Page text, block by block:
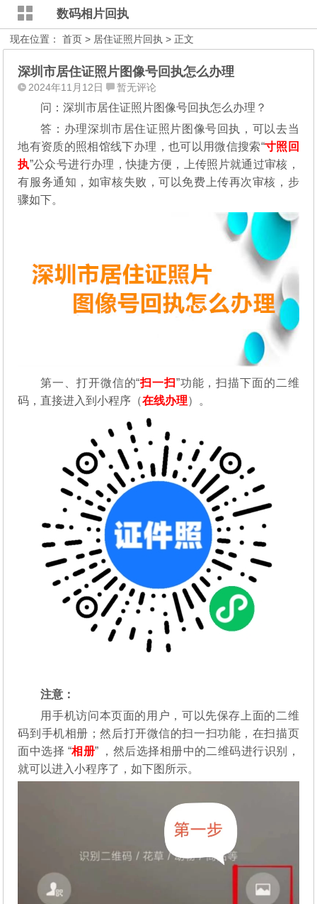
数码相片回执
现在位置：首页 > 居住证照片回执 > 正文
深圳市居住证照片图像号回执怎么办理
2024年11月12日 暂无评论
问：深圳市居住证照片图像号回执怎么办理？
答：办理深圳市居住证照片图像号回执，可以去当
地有资质的照相馆线下办理，也可以用微信搜索“寸照回
执”公众号进行办理，快捷方便，上传照片就通过审核，
有服务通知，如审核失败，可以免费上传再次审核，步
骤如下。
第一、打开微信的“扫一扫”功能，扫描下面的二维
码，直接进入到小程序（在线办理）。
注意：
用手机访问本页面的用户，可以先保存上面的二维
码到手机相册；然后打开微信的扫一扫功能，在扫描页
面中选择 “相册” ，然后选择相册中的二维码进行识别，
就可以进入小程序了，如下图所示。